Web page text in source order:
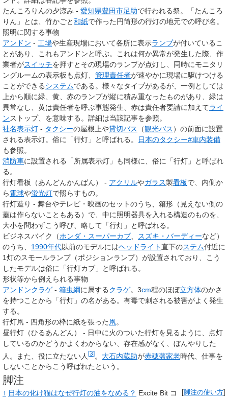
たんころりんの夕涼み - 愛知県豊田市足助で行われる祭。「たんころ
りん」とは、竹かごと和紙で作った円筒形の行灯の地元での呼び名。
照明に関する事物
アンドン - 工場や生産現場において各所に表示ランプが付いているこ
とがあり、これもアンドンと呼ぶ。これは何か異常が発生した際、作
業者がスイッチを押すとその現場のランプが点灯し、同時にモニタリ
ングルームの表示板も点灯、 管理責任者が速やかに現場に駆けつける
ことができるシステムである。様々なタイプがあるが、一例としては
上から順に緑、黄、赤のランプが縦に積み重なったものがあり、緑は
異常なし、黄は責任者を呼ぶ事態発生、赤は責任者要請に加えてライ
ンストップ、を意味する。詳細は当該記事を参照。
社名表示灯 - タクシーの屋根上や貸切バス （観光バス ）の前面に設置
される表示灯。俗に「行灯」と呼ばれる。
日本のタクシー#車内装備
も参照。
消防車に設置される「所属表示灯」も同様に、俗に「行灯」と呼ばれ
る。
行灯看板（あんどんかんばん） - アクリルやガラス製看板で、内側か
ら電球や蛍光灯で照らすもの。
行灯造り - 舞台やテレビ・映画のセットのうち、箱形（見えない側の
蓋は作らないこともある）で、中に照明器具を入れる構造のものを、
大小を問わずこう呼び、略して「行灯」と呼ばれる。
ビジネスバイク（ホンダ・スーパーカブ スズキ・バーディーなど）
のうち、 1990年代以前のモデルにはヘッドライト直下のステム付近に
1灯のスモールランプ（ポジションランプ）が設置されており、こう
したモデルは俗に「行灯カブ」と呼ばれる。
形状等から例えられる事物
アンドンクラゲ- 箱虫綱に属するクラゲ。3cm程のほぼ立方体のかさ
を持つことから「行灯」の名がある。有毒で刺される被害がよく発生
する。
行灯凧 - 四角形の枠に紙を張った 凧。
昼行灯（ひるあんどん） - 日中に火のついた行灯を見るように、点灯
しているのかどうかよくわからない、存在感がなく、ぼんやりした
人。また、役に立たない人 [3]。 大石内蔵助が赤穂藩家老時代、仕事を
しないことからこう呼ばれたという。
脚注
脚注の使い方
↑ 日本の化け猫はなぜ行灯の油をなめる？ Excite Bit コ